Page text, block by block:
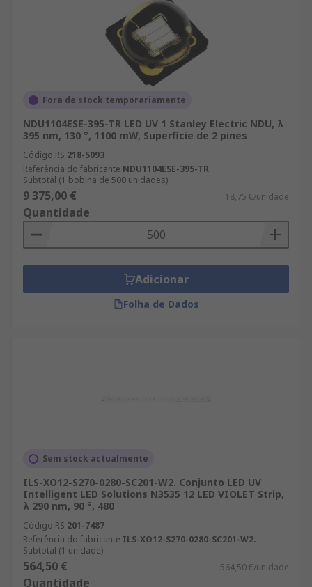
Fora de stock temporariamente
NDU1104ESE-395-TR LED UV 1 Stanley Electric NDU, λ
395 nm, 130 °, 1100 mW, Superficie de 2 pines
Código RS 218-5093
Referência do fabricante NDU1104ESE-395-TR
Subtotal (1 bobina de 500 unidades)
9 375,00 € 18,75 €/unidade
Quantidade
Adicionar
Folha de Dados
Sem stock actualmente
ILS-XO12-S270-0280-SC201-W2. Conjunto LED UV
Intelligent LED Solutions N3535 12 LED VIOLET Strip,
λ 290 nm, 90 °, 480
Código RS 201-7487
Referência do fabricante ILS-XO12-S270-0280-SC201-W2.
Subtotal (1 unidade)
564,50 € 564,50 €/unidade
Quantidade